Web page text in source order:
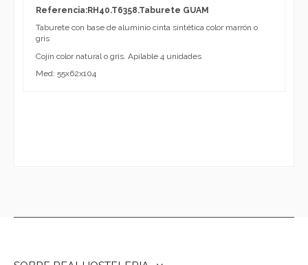
Referencia:RH40.T6358.Taburete GUAM
Taburete con base de aluminio cinta sintética color marrón o
gris
Cojín color natural o gris. Apilable 4 unidades
Med: 55x62x104